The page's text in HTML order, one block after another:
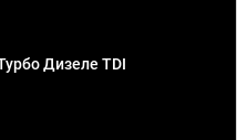
Дизеле TDI